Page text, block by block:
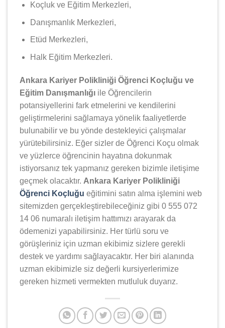
Koçluk ve Eğitim Merkezleri,
Danışmanlık Merkezleri,
Etüd Merkezleri,
Halk Eğitim Merkezleri.
Ankara Kariyer Polikliniği Öğrenci Koçluğu ve
Eğitim Danışmanlığı ile Öğrencilerin
potansiyellerini fark etmelerini ve kendilerini
geliştirmelerini sağlamaya yönelik faaliyetlerde
bulunabilir ve bu yönde destekleyici çalışmalar
yürütebilirsiniz. Eğer sizler de Öğrenci Koçu olmak
ve yüzlerce öğrencinin hayatına dokunmak
istiyorsanız tek yapmanız gereken bizimle iletişime
geçmek olacaktır. Ankara Kariyer Polikliniği
Öğrenci Koçluğu eğitimini satın alma işlemini web
sitemizden gerçekleştirebileceğiniz gibi 0 555 072
14 06 numaralı iletişim hattımızı arayarak da
ödemenizi yapabilirsiniz. Her türlü soru ve
görüşleriniz için uzman ekibimiz sizlere gerekli
destek ve yardımı sağlayacaktır. Her biri alanında
uzman ekibimizle siz değerli kursiyerlerimize
gereken hizmeti vermekten mutluluk duyarız.